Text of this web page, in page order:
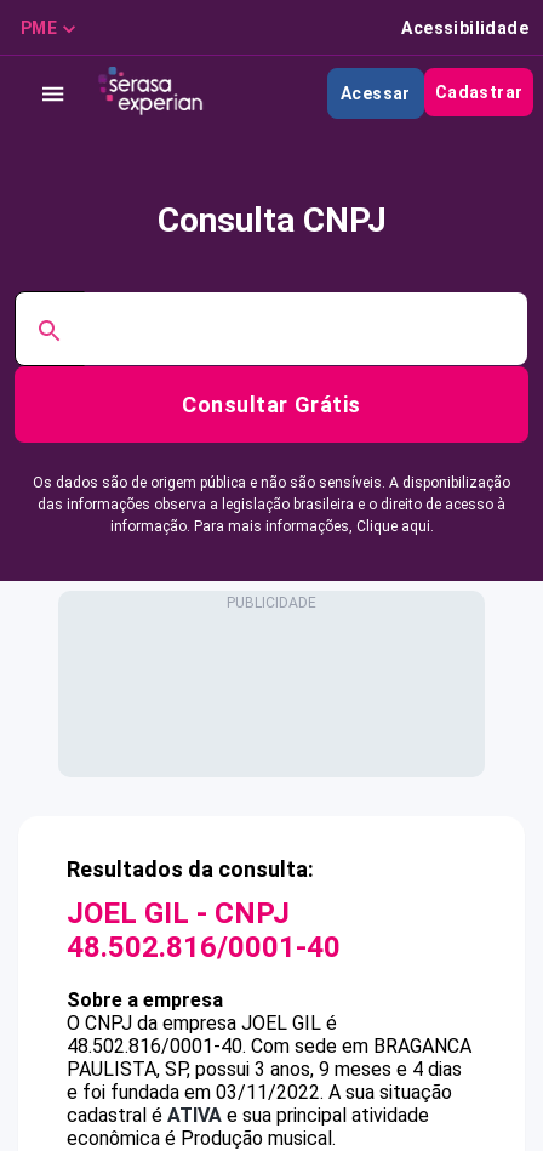
PME Acessibilidade
Acessar Cadastrar
Consulta CNPJ
Consultar Grátis
Os dados são de origem pública e não são sensíveis. A disponibilização
das informações observa a legislação brasileira e o direito de acesso à
informação. Para mais informações, Clique aqui.
Resultados da consulta:
JOEL GIL - CNPJ
48.502.816/0001-40
Sobre a empresa
O CNPJ da empresa JOEL GIL é
48.502.816/0001-40. Com sede em BRAGANCA
PAULISTA, SP, possui 3 anos, 9 meses e 4 dias
e foi fundada em 03/11/2022. A sua situação
cadastral é ATIVA e sua principal atividade
econômica é Produção musical.